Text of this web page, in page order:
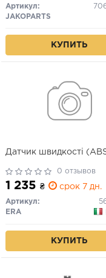
Артикул:
JAKOPARTS
КУПИТЬ
Датчик швидкості
0 отзывов
1 235 ₴ срок 7 дн.
Артикул:
ERA
КУПИТЬ